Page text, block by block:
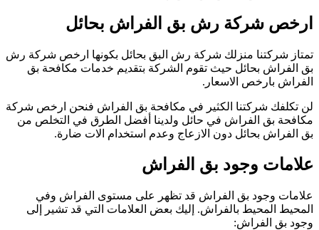
شركة رش بق الفراش بحائل
شركتنا منزلك شركة رش البق بحائل بكونها ارخص شركة رش
الفراش بحائل حيث تقوم الشركة بتقديم خدمات مكافحة بق
بارخص الاسعار.
تكلفك شركتنا الكثير في مكافحة بق الفراش فنحن ارخص شركة
بق الفراش في حائل ولدينا أفضل الطرق في التخلص من
الفراش بحائل دون الازعاج وعدم استخدام الات ضارة.
وجود بق الفراش
وجود بق الفراش قد تظهر على مستوى الفراش وفي
المحيط بالفراش. إليك بعض العلامات التي قد تشير إلى
بق الفراش: